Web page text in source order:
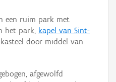
een ruim park met
het park, kapel van Sint-
door middel van
afgewolfd